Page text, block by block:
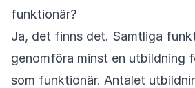
funktionär?
Ja, det finns det. Samtliga
genomföra minst en utbildning
som funktionär. Antalet